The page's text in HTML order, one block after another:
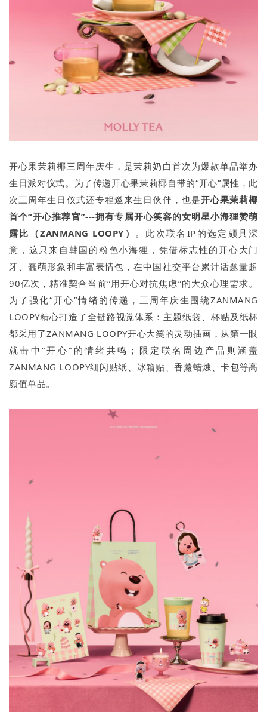
开心果茉莉椰三周年庆生，是茉莉奶白首次为爆款单品举办
生日派对仪式。为了传递开心果茉莉椰自带的“开心”属性，此
次三周年生日仪式还专程邀来生日伙伴，也是开心果茉莉椰
首个“开心推荐官”---拥有专属开心笑容的女明星小海狸赞萌
露比 （ZANMANG LOOPY ） 。此次联名IP的选定颇具深
意，这只来自韩国的粉色小海狸，凭借标志性的开心大门
牙、蠢萌形象和丰富表情包，在中国社交平台累计话题量超
90亿次，精准契合当前“用开心对抗焦虑”的大众心理需求。
为了强化“开心”情绪的传递，三周年庆生围绕ZANMANG
LOOPY精心打造了全链路视觉体系：主题纸袋、杯贴及纸杯
都采用了ZANMANG LOOPY开心大笑的灵动插画，从第一眼
就击中“开心”的情绪共鸣；限定联名周边产品则涵盖
ZANMANG LOOPY细闪贴纸、冰箱贴、香薰蜡烛、卡包等高
颜值单品。